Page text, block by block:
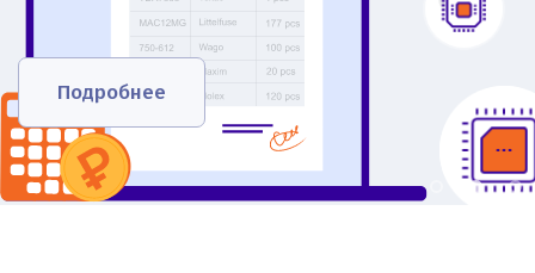
Подробнее